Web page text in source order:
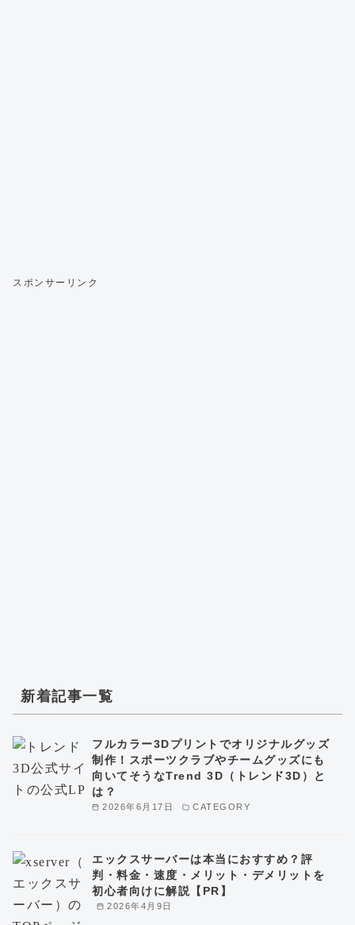
スポンサーリンク
新着記事一覧
2026年6月17日 CATEGORY
フルカラー3Dプリントでオリジナルグッズ
制作！スポーツクラブやチームグッズにも
向いてそうなTrend 3D（トレンド3D）と
は？
2026年4月9日
エックスサーバーは本当におすすめ？評
判・料金・速度・メリット・デメリットを
初心者向けに解説【PR】